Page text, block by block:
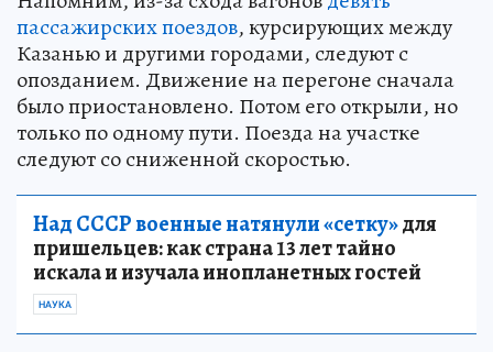
пассажирских поездов, курсирующих между
Казанью и другими городами, следуют с
опозданием. Движение на перегоне сначала
было приостановлено. Потом его открыли, но
только по одному пути. Поезда на участке
следуют со сниженной скоростью.
Над СССР военные натянули «сетку»для
пришельцев: как страна 13 лет тайно
искала и изучала инопланетных гостей
НАУКА